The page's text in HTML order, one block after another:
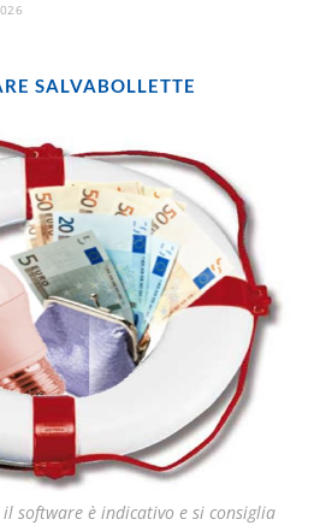
SALVABOLLETTE
software è indicativo e si consiglia